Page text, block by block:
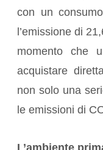
con un
l’emissione di
momento che
acquistare
non solo una
le emissioni di